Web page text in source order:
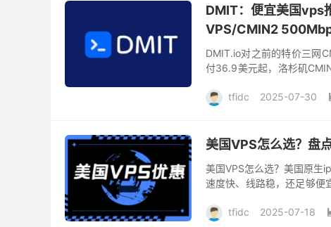
DMIT：便宜美国vps
VPS/CMIN2
DMIT.io对之前的特价三网
付36.9美元起，洛杉矶
tfidc 2025-07-30
美国VPS怎么选？盘
美国VPS怎么选？美国原生
速度快、线路稳，还足够便
tfidc 2025-07-18